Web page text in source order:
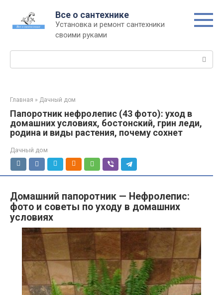
контенту
Все о сантехнике
Установка и ремонт сантехники
своими руками
Главная » Дачный дом
Папоротник нефролепис (43 фото): уход в
домашних условиях, бостонский, грин леди,
родина и виды растения, почему сохнет
Дачный дом
Домашний папоротник — Нефролепис:
фото и советы по уходу в домашних
условиях